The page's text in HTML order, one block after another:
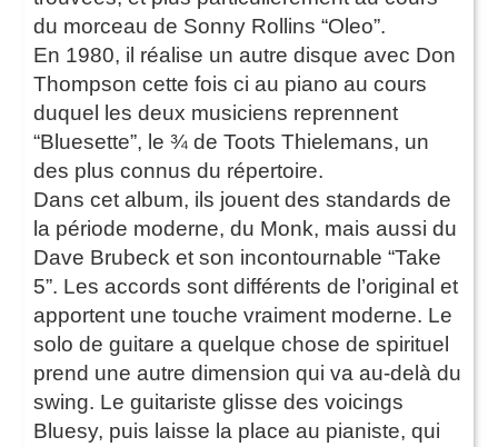
du morceau de Sonny Rollins “Oleo”.
En 1980, il réalise un autre disque avec Don
Thompson cette fois ci au piano au cours
duquel les deux musiciens reprennent
“Bluesette”, le ¾ de Toots Thielemans, un
des plus connus du répertoire.
Dans cet album, ils jouent des standards de
la période moderne, du Monk, mais aussi du
Dave Brubeck et son incontournable “Take
5”. Les accords sont différents de l’original et
apportent une touche vraiment moderne. Le
solo de guitare a quelque chose de spirituel
prend une autre dimension qui va au-delà du
swing. Le guitariste glisse des voicings
Bluesy, puis laisse la place au pianiste, qui